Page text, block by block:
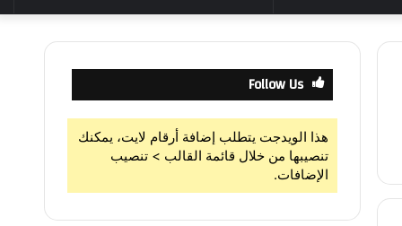
Follow Us
هذا الويدجت يتطلب إضافة أرقام لايت، يمكنك
تنصيبها من خلال قائمة القالب > تنصيب
الإضافات.